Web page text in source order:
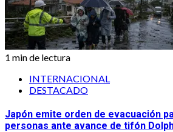
1 min de lectura
INTERNACIONAL
DESTACADO
Japón emite orden de evacuación
personas ante avance de tifón